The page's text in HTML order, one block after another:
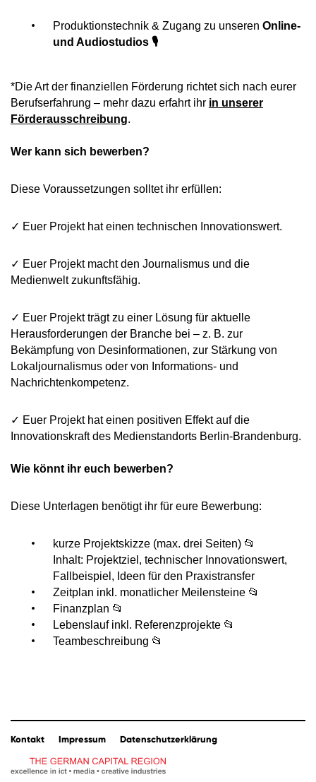
Produktionstechnik & Zugang zu unseren Online-
und Audiostudios 🎙️
*Die Art der finanziellen Förderung richtet sich nach eurer
Berufserfahrung – mehr dazu erfahrt ihr in unserer
Förderausschreibung.
Wer kann sich bewerben?
Diese Voraussetzungen solltet ihr erfüllen:
✓️ Euer Projekt hat einen technischen Innovationswert.
✓ Euer Projekt macht den Journalismus und die
Medienwelt zukunftsfähig.
✓ Euer Projekt trägt zu einer Lösung für aktuelle
Herausforderungen der Branche bei – z. B. zur
Bekämpfung von Desinformationen, zur Stärkung von
Lokaljournalismus oder von Informations- und
Nachrichtenkompetenz.
✓ Euer Projekt hat einen positiven Effekt auf die
Innovationskraft des Medienstandorts Berlin-Brandenburg.
Wie könnt ihr euch bewerben?
Diese Unterlagen benötigt ihr für eure Bewerbung:
kurze Projektskizze (max. drei Seiten) 📂
Inhalt: Projektziel, technischer Innovationswert,
Fallbeispiel, Ideen für den Praxistransfer
Zeitplan inkl. monatlicher Meilensteine 📂
Finanzplan 📂
Lebenslauf inkl. Referenzprojekte 📂
Teambeschreibung 📂
Kontakt Impressum Datenschutzerklärung